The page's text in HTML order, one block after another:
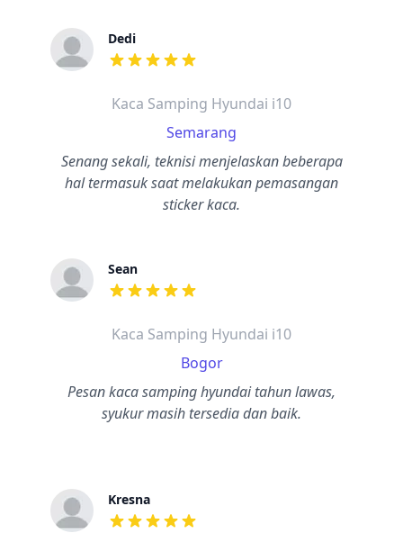
Dedi
dari ulasan adalah bintang lima
Kaca Samping Hyundai i10
Semarang
Senang sekali, teknisi menjelaskan beberapa
hal termasuk saat melakukan pemasangan
sticker kaca.
Sean
dari ulasan adalah bintang lima
Kaca Samping Hyundai i10
Bogor
Pesan kaca samping hyundai tahun lawas,
syukur masih tersedia dan baik.
Kresna
dari ulasan adalah bintang lima